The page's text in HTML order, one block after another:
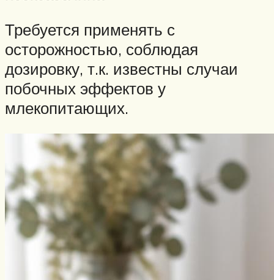
Требуется применять с
осторожностью, соблюдая
дозировку, т.к. известны случаи
побочных эффектов у
млекопитающих.